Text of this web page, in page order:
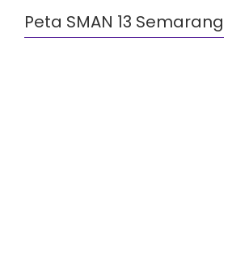
Peta SMAN 13 Semarang